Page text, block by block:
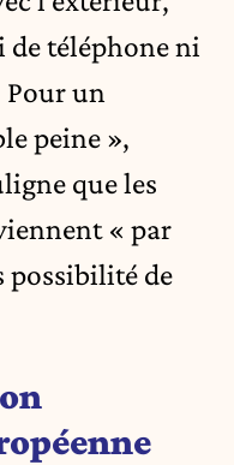
de téléphone ni
Pour un
peine »,
que les
« par
possibilité de